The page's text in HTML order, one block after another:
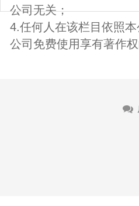
公司无关；
4.任何人在该栏目依照
公司免费使用享有著作